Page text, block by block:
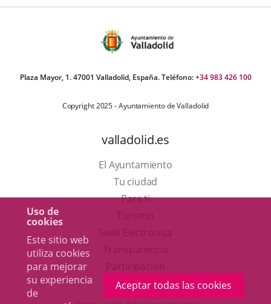
Uso de
cookies
Este sitio web
utiliza cookies
para mejorar
su experiencia
de
Aceptar todas las cookies
Plaza Mayor, 1. 47001 Valladolid, España. Teléfono:+34 983 426 100
Copyright 2025 - Ayuntamiento de Valladolid
valladolid.es
El Ayuntamiento
Tu ciudad
Para ti
en
una
aplicación
externa.